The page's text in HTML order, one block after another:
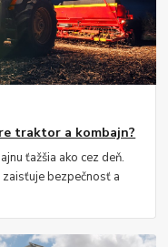
traktor a kombajn?
ťažšia ako cez deň.
bezpečnosť a